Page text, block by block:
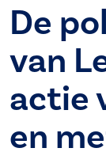
De
van
actie
en